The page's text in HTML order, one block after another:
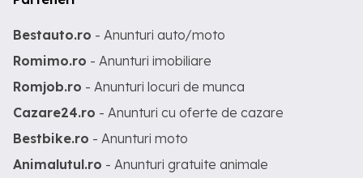
Bestauto.ro - Anunturi auto/moto
Romimo.ro - Anunturi imobiliare
Romjob.ro - Anunturi locuri de munca
Cazare24.ro - Anunturi cu oferte de cazare
Bestbike.ro - Anunturi moto
Animalutul.ro - Anunturi gratuite animale